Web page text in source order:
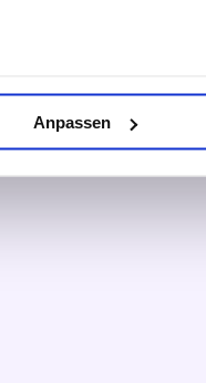
Anpassen